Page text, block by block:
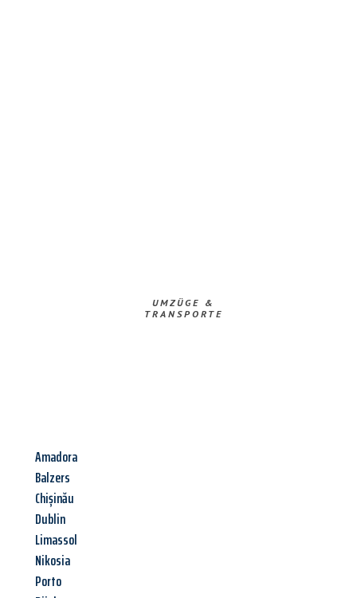
UMZÜGE &
TRANSPORTE
Amadora
Balzers
Chișinău
Dublin
Limassol
Nikosia
Porto